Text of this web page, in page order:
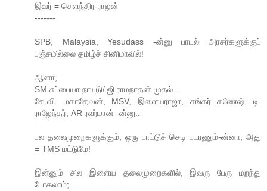
இவர் = செளந்திர-ராஜன்
-------
SPB, Malaysia, Yesudass -ன்னு பாடல் அரசர்களுக்குப்
பஞ்சமில்லை தமிழ்ச் சினிமாவில்!
ஆனா,
SM சுப்பையா நாயுடு/ ஜி.ராமநாதன் முதல்..
கே.வி. மகாதேவன், MSV, இளையராஜா, சங்கர் கணேஷ், டி.
ராஜேந்தர், AR ரஹ்மான் -ன்னு..
பல தலைமுறைகளுக்கும், ஒரு பாட்டுச் செடி படரணும்-ன்னா, அது
= TMS மட்டுமே!
இன்னும் சில இளைய தலைமுறைகளில், இவரு பேரு மறந்து
போகலாம்;